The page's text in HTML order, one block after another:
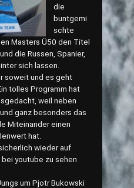
die
buntgemi
schte
Masters Ü50 den Titel
die Russen, Spanier,
sich lassen.
soweit und es geht
tolles Programm hat
weil neben
ganz besonders das
Miteinander einen
hat.
wieder auf
youtube zu sehen
um Pjotr Bukowski